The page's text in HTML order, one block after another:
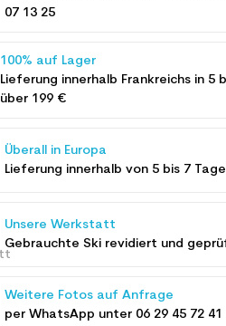
07 13 25
100% auf Lager
Lieferung innerhalb Frankreichs in
über 199 €
Überall in Europa
Lieferung innerhalb von 5 bis 7
Unsere Werkstatt
Gebrauchte Ski revidiert und
Weitere Fotos auf Anfrage
per WhatsApp unter 06 29 45 72 41